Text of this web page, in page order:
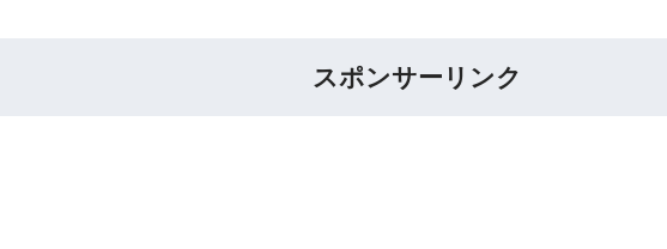
スポンサーリンク